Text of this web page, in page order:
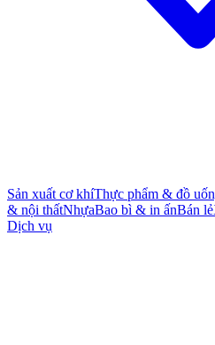
Sản xuất cơ khíThực phẩm & đồ
& nội thấtNhựaBao bì & in ấnBán lẻ
Dịch vụ